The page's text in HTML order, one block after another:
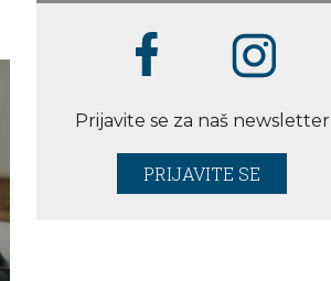
Prijavite se za naš newsletter
PRIJAVITE SE